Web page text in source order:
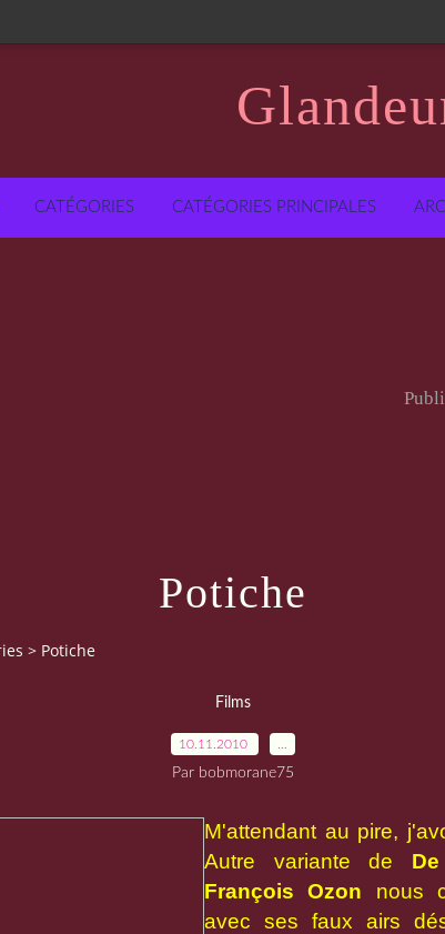
CATÉGORIES CATÉGORIES PRINCIPALES
Potiche
> Potiche
Films
10.11.2010
Par bobmorane75
M'attendant au pire,
Autre variante de
François Ozon nous
avec ses faux airs